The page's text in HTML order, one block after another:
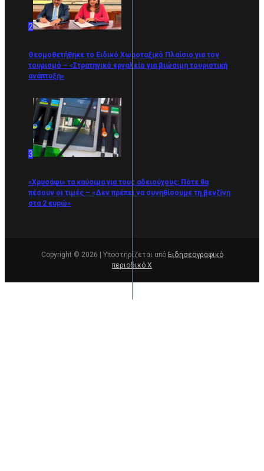
2
Θεσμοθετήθηκε το Ειδικό Χωροταξικό Πλαίσιο για τον
τουρισμό – «Στρατηγικό εργαλείο για βιώσιμη τουριστική
ανάπτυξη»
3
«Χρυσάφι» τα καύσιμα για τους αδειούχους: Πότε θα
πέσουν οι τιμές – «Δεν πρέπει να συνηθίσουμε τη βενζίνη
στα 2 ευρώ»
Copyright © 2026 | Υποστηρίζεται από Ειδησεογραφικό
περιοδικό Χ